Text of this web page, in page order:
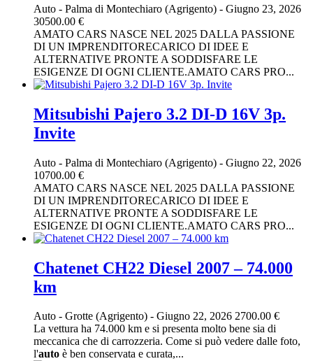
Auto - Palma di Montechiaro (Agrigento) - Giugno 23, 2026
30500.00 €
AMATO CARS NASCE NEL 2025 DALLA PASSIONE
DI UN IMPRENDITORECARICO DI IDEE E
ALTERNATIVE PRONTE A SODDISFARE LE
ESIGENZE DI OGNI CLIENTE.AMATO CARS PRO...
Mitsubishi Pajero 3.2 DI-D 16V 3p.
Invite
Auto - Palma di Montechiaro (Agrigento) - Giugno 22, 2026
10700.00 €
AMATO CARS NASCE NEL 2025 DALLA PASSIONE
DI UN IMPRENDITORECARICO DI IDEE E
ALTERNATIVE PRONTE A SODDISFARE LE
ESIGENZE DI OGNI CLIENTE.AMATO CARS PRO...
Chatenet CH22 Diesel 2007 – 74.000
km
Auto - Grotte (Agrigento) - Giugno 22, 2026 2700.00 €
La vettura ha 74.000 km e si presenta molto bene sia di
meccanica che di carrozzeria. Come si può vedere dalle foto,
l'auto è ben conservata e curata,...